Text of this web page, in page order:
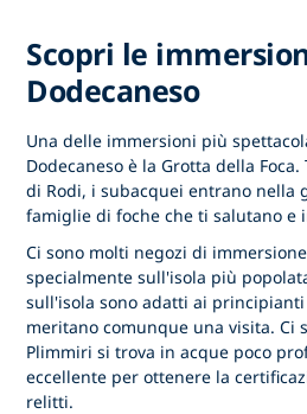
Scopri le
Dodecaneso
Una delle immersioni più
Dodecaneso è la Grotta della
di Rodi, i subacquei entrano nella
famiglie di foche che ti salutano e
Ci sono molti negozi di
specialmente sull'isola più
sull'isola sono adatti ai
meritano comunque una visita. Ci
Plimmiri si trova in acque poco
eccellente per ottenere la
relitti.